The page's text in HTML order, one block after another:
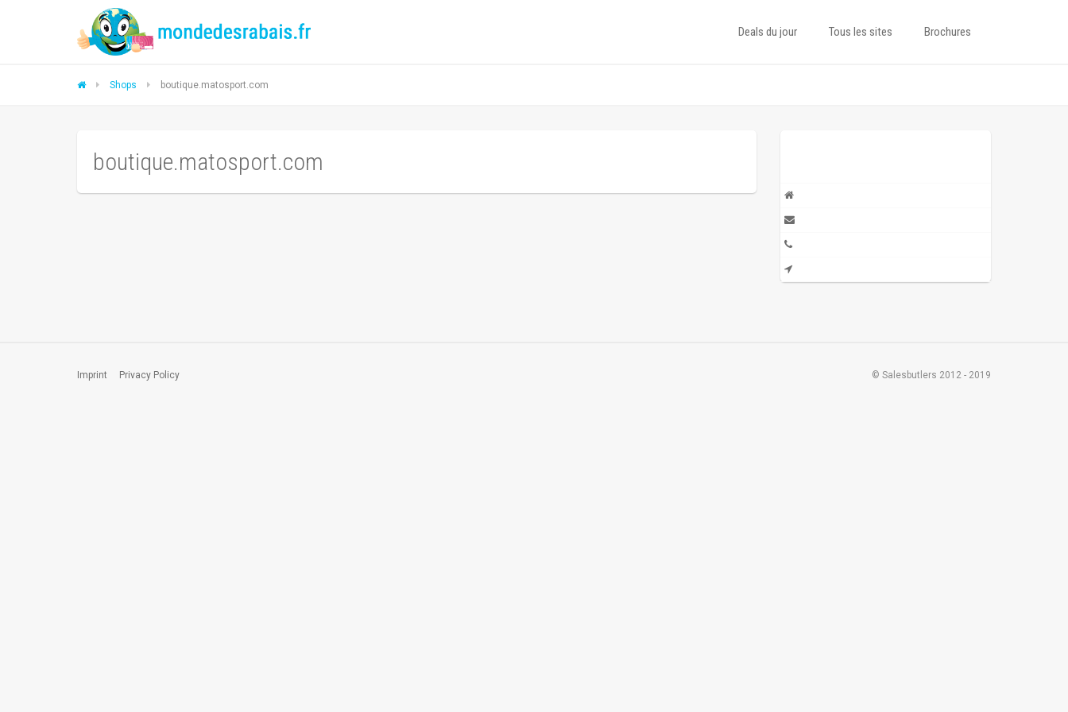
Deals du jour Tous les sites Brochures
Shops boutique.matosport.com
boutique.matosport.com
Imprint Privacy Policy © Salesbutlers 2012 - 2019